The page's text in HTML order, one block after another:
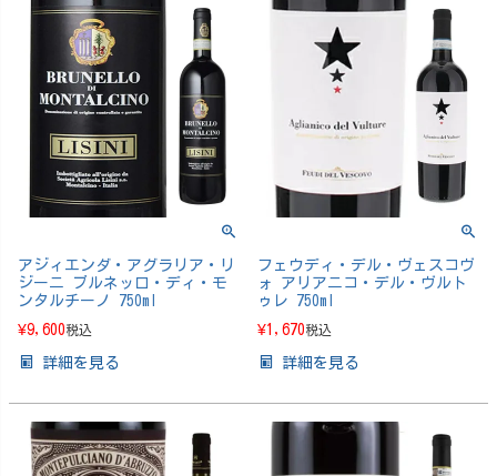
アジィエンダ・アグラリア・リ
ジーニ ブルネッロ・ディ・モ
ンタルチーノ 750ml
¥9,600税込
詳細を見る
フェウディ・デル・ヴェスコヴ
ォ アリアニコ・デル・ヴルト
ゥレ 750ml
¥1,670税込
詳細を見る